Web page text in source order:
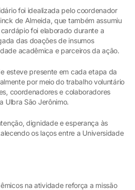
foi idealizada pelo coordenador
de Almeida, que também assumiu
foi elaborado durante a
das doações de insumos
acadêmica e parceiros da ação.
esteve presente em cada etapa da
por meio do trabalho voluntário
coordenadores e colaboradores
Ulbra São Jerônimo.
dignidade e esperança às
os laços entre a Universidade
na atividade reforça a missão